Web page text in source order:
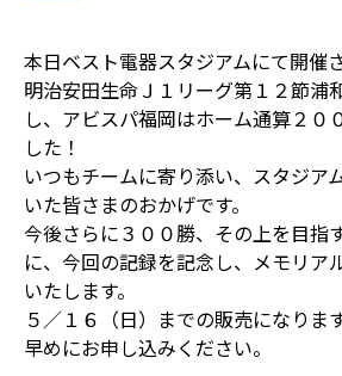
本日ベスト電器スタジアムにて開催
明治安田生命Ｊ１リーグ第１２節浦
し、アビスパ福岡はホーム通算２０
した！
いつもチームに寄り添い、スタジア
いた皆さまのおかげです。
今後さらに３００勝、その上を目指
に、今回の記録を記念し、メモリア
いたします。
５／１６（日）までの販売になりま
早めにお申し込みください。